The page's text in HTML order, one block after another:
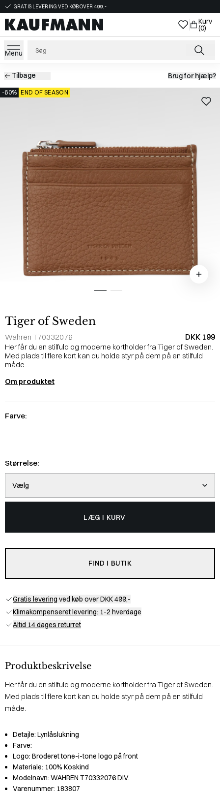
GRATIS LEVERING VED KØB OVER 499,-
Kurv
(0)
Menu
Tilbage Brug for hjælp?
-60% END OF SEASON
Tiger of Sweden
Wahren T70332076 DKK 199
Her får du en stilfuld og moderne kortholder fra Tiger of Sweden.
Med plads til flere kort kan du holde styr på dem på en stilfuld
måde...
Om produktet
Farve:
Størrelse:
Vælg
LÆG I KURV
FIND I BUTIK
Gratis levering ved køb over DKK 499,-
Klimakompenseret levering: 1-2 hverdage
Altid 14 dages returret
Produktbeskrivelse
Her får du en stilfuld og moderne kortholder fra Tiger of Sweden.
Med plads til flere kort kan du holde styr på dem på en stilfuld
måde.
Detajle: Lynlåslukning
Farve:
Logo: Broderet tone-i-tone logo på front
Materiale: 100% Koskind
Modelnavn: WAHREN T70332076 DIV.
Varenummer: 183807